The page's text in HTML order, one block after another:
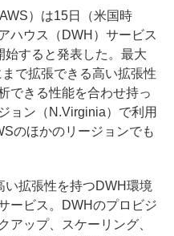
）は15日（米国時
ハウス（DWH）サービス
始すると発表した。最大
で拡張できる高い拡張性
できる性能を合わせ持っ
ョン（N.Virginia）で利用
のほかのリージョンでも
拡張性を持つDWH環境
ービス。DWHのプロビジ
アップ、スケーリング、